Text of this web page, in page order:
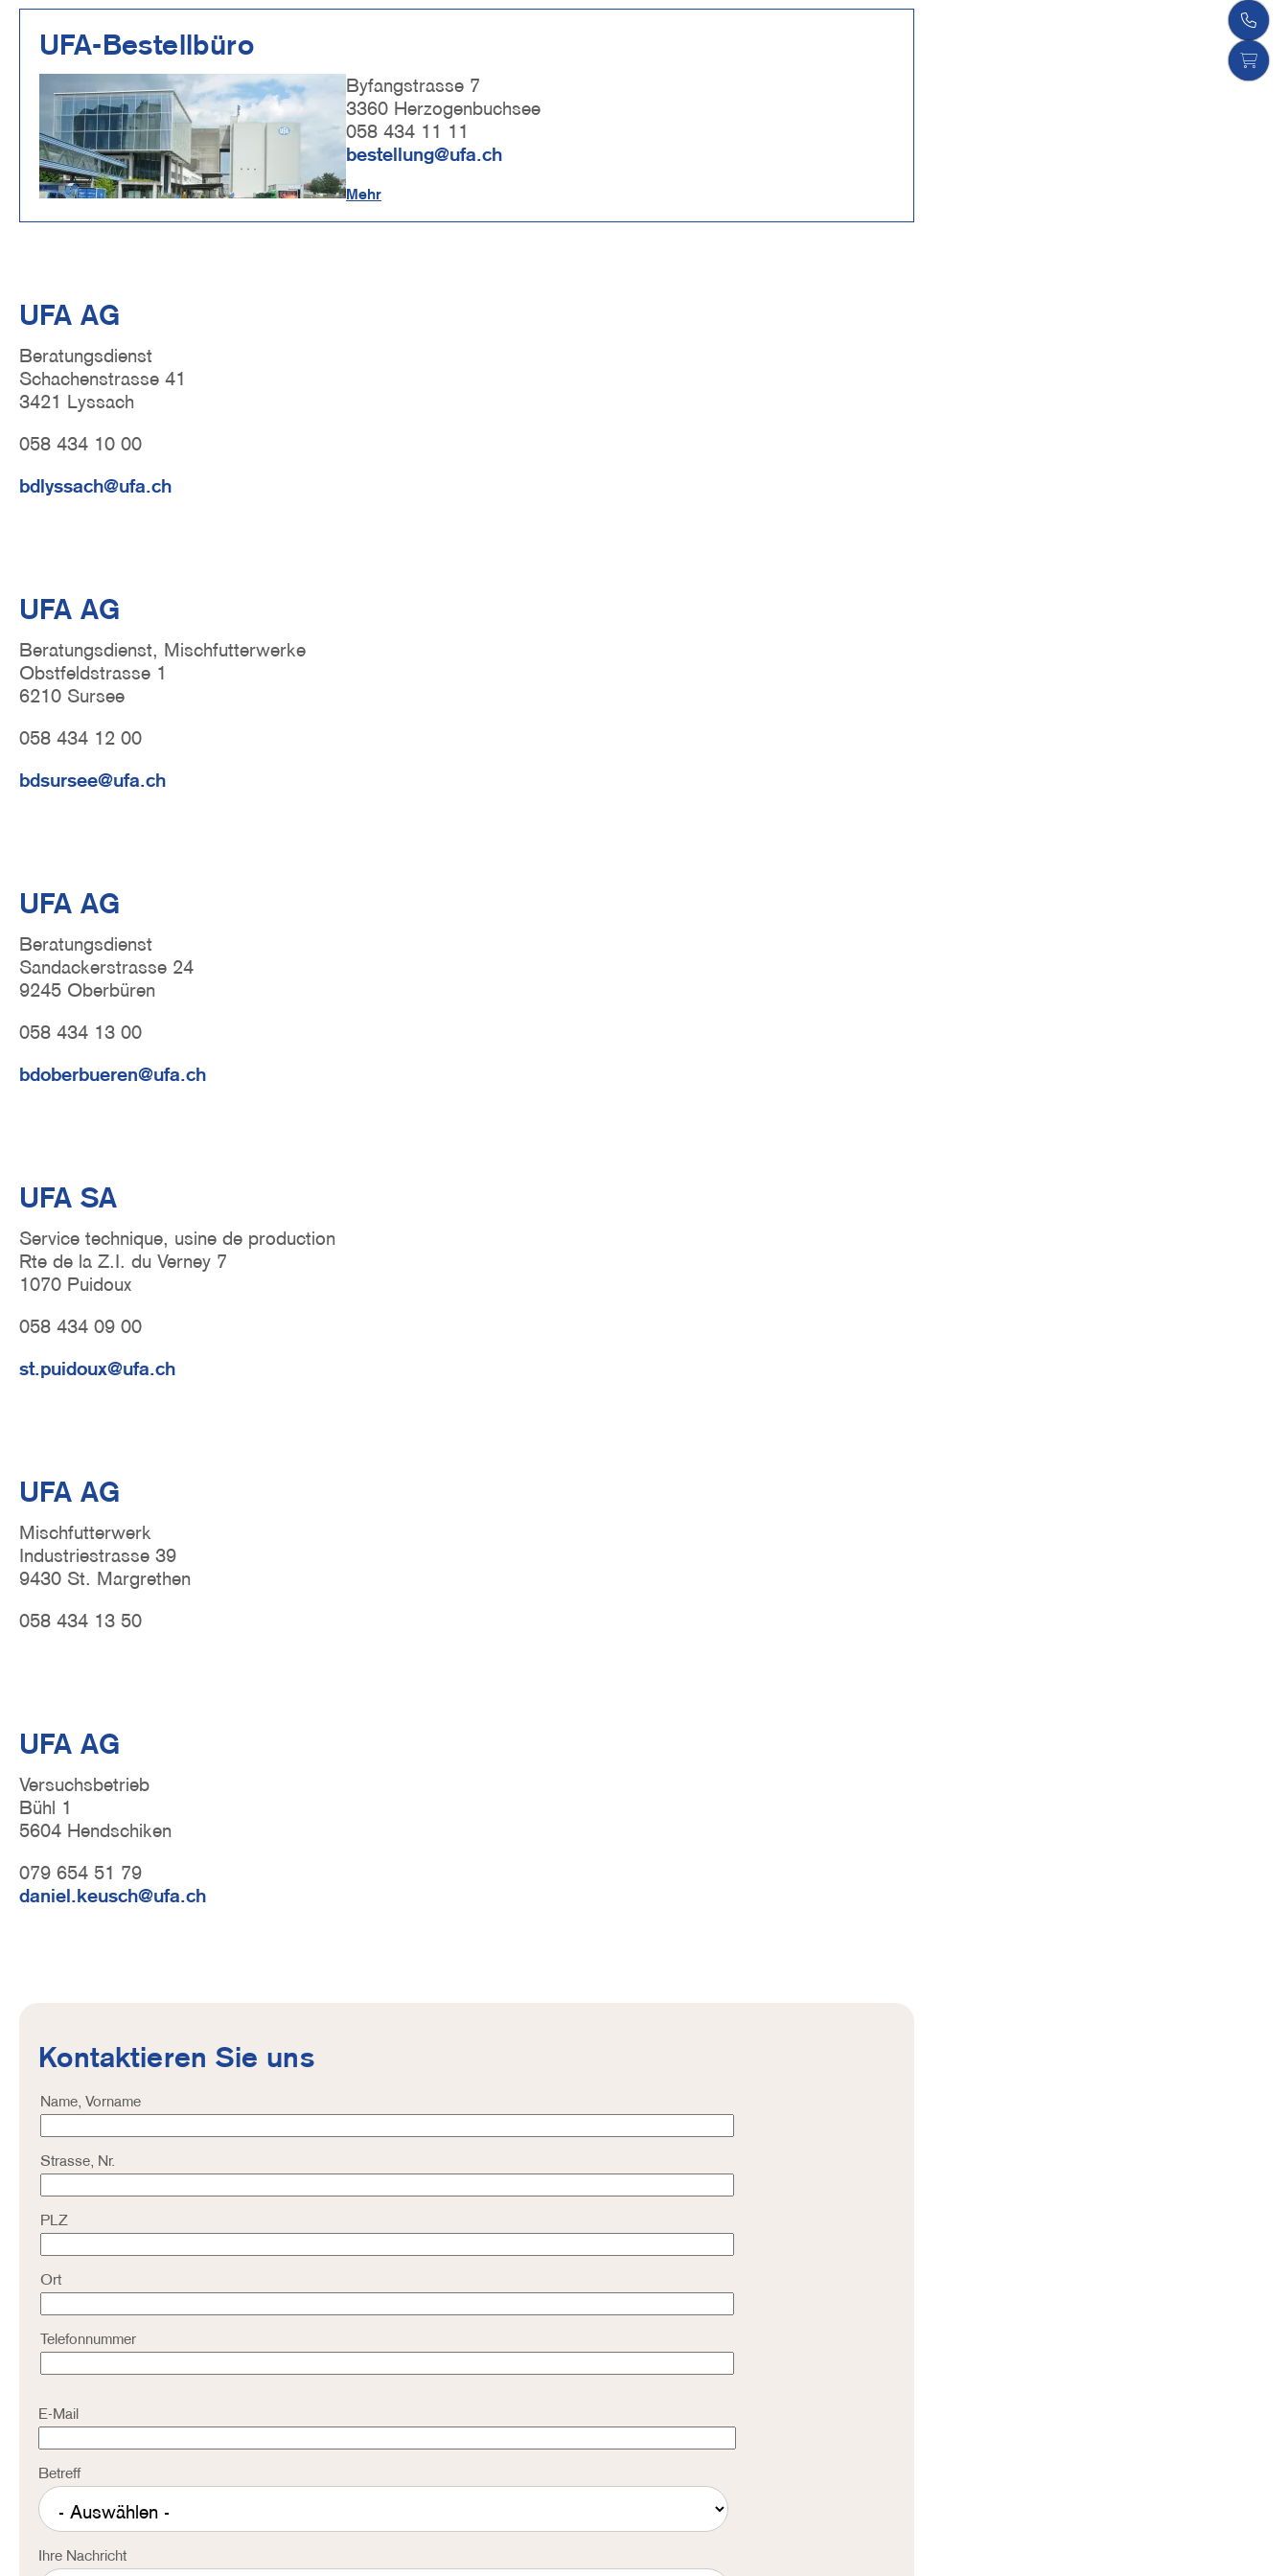
UFA-Bestellbüro
Byfangstrasse 7
3360 Herzogenbuchsee
058 434 11 11
bestellung@ufa.ch
Mehr
UFA AG
Beratungsdienst
Schachenstrasse 41
3421 Lyssach
058 434 10 00
bdlyssach@ufa.ch
UFA AG
Beratungsdienst, Mischfutterwerke
Obstfeldstrasse 1
6210 Sursee
058 434 12 00
bdsursee@ufa.ch
UFA AG
Beratungsdienst
Sandackerstrasse 24
9245 Oberbüren
058 434 13 00
bdoberbueren@ufa.ch
UFA SA
Service technique, usine de production
Rte de la Z.I. du Verney 7
1070 Puidoux
058 434 09 00
st.puidoux@ufa.ch
UFA AG
Mischfutterwerk
Industriestrasse 39
9430 St. Margrethen
058 434 13 50
UFA AG
Versuchsbetrieb
Bühl 1
5604 Hendschiken
079 654 51 79
daniel.keusch@ufa.ch
Kontaktieren Sie uns
Adresse
Name, Vorname
Strasse, Nr.
PLZ
Ort
Telefonnummer
E-Mail
Betreff
Ihre Nachricht